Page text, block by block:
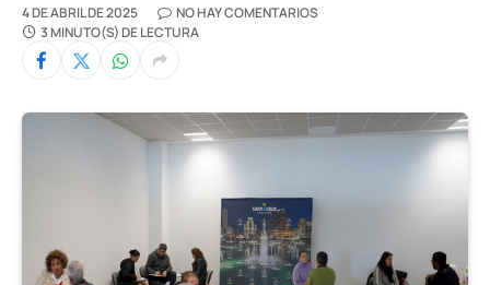
4 DE ABRIL DE 2025
NO HAY COMENTARIOS
3 MINUTO(S) DE LECTURA